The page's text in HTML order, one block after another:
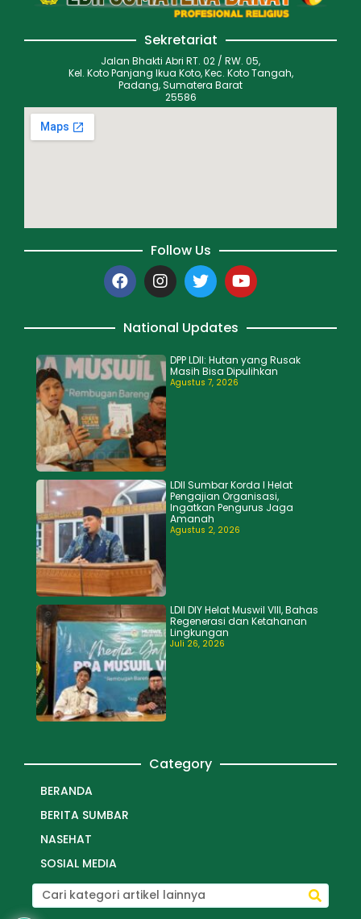
Sekretariat
Jalan Bhakti Abri RT. 02 / RW. 05,
Kel. Koto Panjang Ikua Koto, Kec. Koto Tangah,
Padang, Sumatera Barat
25586
Follow Us
National Updates
DPP LDII: Hutan yang Rusak
Masih Bisa Dipulihkan
Agustus 7, 2026
LDII Sumbar Korda I Helat
Pengajian Organisasi,
Ingatkan Pengurus Jaga
Amanah
Agustus 2, 2026
LDII DIY Helat Muswil VIII, Bahas
Regenerasi dan Ketahanan
Lingkungan
Juli 26, 2026
Category
BERANDA
BERITA SUMBAR
NASEHAT
SOSIAL MEDIA